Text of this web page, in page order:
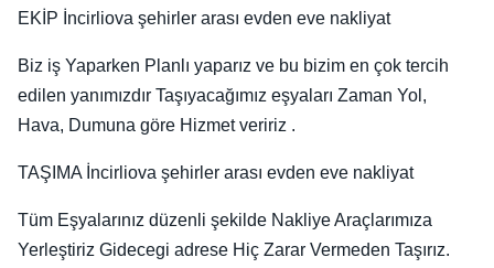
EKİP İncirliova şehirler arası evden eve nakliyat
Biz iş Yaparken Planlı yaparız ve bu bizim en çok tercih
edilen yanımızdır Taşıyacağımız eşyaları Zaman Yol,
Hava, Dumuna göre Hizmet veririz .
TAŞIMA İncirliova şehirler arası evden eve nakliyat
Tüm Eşyalarınız düzenli şekilde Nakliye Araçlarımıza
Yerleştiriz Gidecegi adrese Hiç Zarar Vermeden Taşırız.